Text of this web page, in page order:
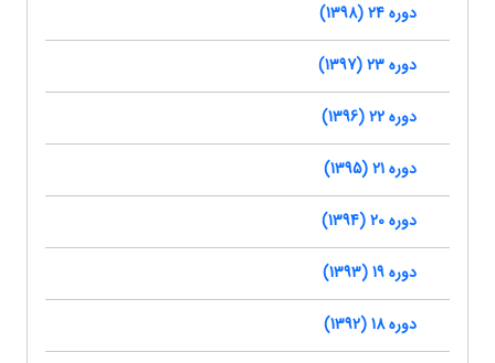
دوره 24 (1398)
دوره 23 (1397)
دوره 22 (1396)
دوره 21 (1395)
دوره 20 (1394)
دوره 19 (1393)
دوره 18 (1392)